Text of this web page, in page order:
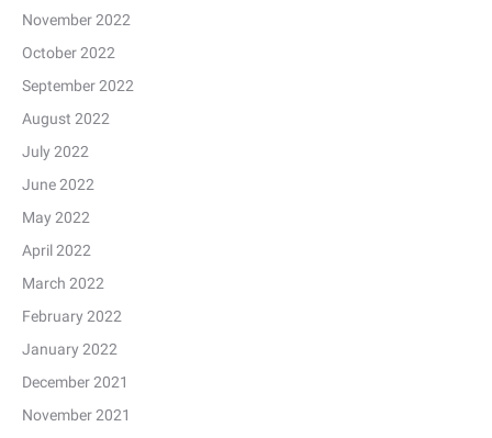
November 2022
October 2022
September 2022
August 2022
July 2022
June 2022
May 2022
April 2022
March 2022
February 2022
January 2022
December 2021
November 2021